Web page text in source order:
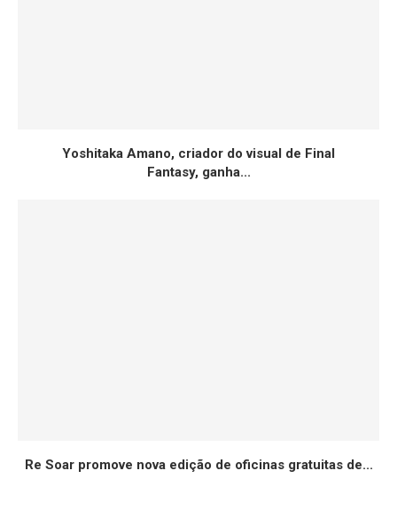
Yoshitaka Amano, criador do visual de Final
Fantasy, ganha...
Re Soar promove nova edição de oficinas gratuitas de...